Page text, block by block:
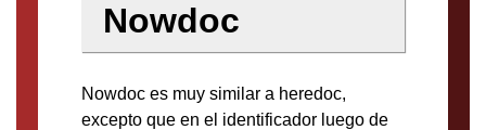
Nowdoc
Nowdoc es muy similar a heredoc,
excepto que en el identificador luego de